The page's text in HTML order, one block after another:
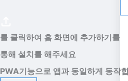
를 클릭하여 홈 화면에 추가하기를
통해 설치를 해주세요
PWA기능으로 앱과 동일하게 동작